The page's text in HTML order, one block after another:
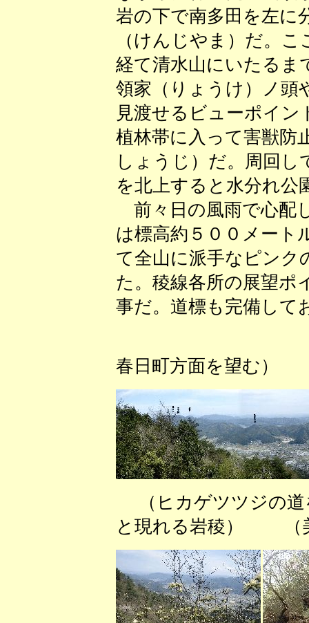
岩の下で南多田を左に
（けんじやま）だ。
経て清水山にいたるま
領家（りょうけ）ノ頭
見渡せるビューポイ
植林帯に入って害獣防
しょうじ）だ。周回
を北上すると水分れ公
前々日の風雨で心配
は標高約５００メート
て全山に派手なピンク
た。稜線各所の展望ポ
事だ。道標も完備して
春日町方面を望む）
（ヒカゲツツジの
と現れる岩稜） （